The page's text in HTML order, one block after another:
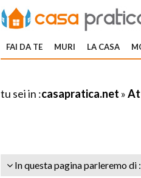
FAI DA TE MURI LA CASA
tu sei in :casapratica.net »
In questa pagina parleremo di :